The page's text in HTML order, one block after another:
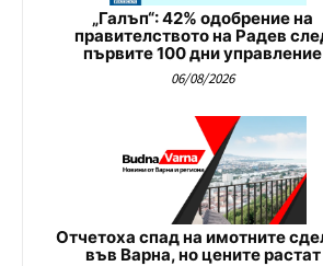
„Галъп“: 42% одобрение на
правителството на Радев
първите 100 дни управление
06/08/2026
Отчетоха спад на имотните
във Варна, но цените растат